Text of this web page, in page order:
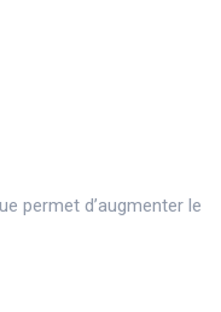
permet d’augmenter le